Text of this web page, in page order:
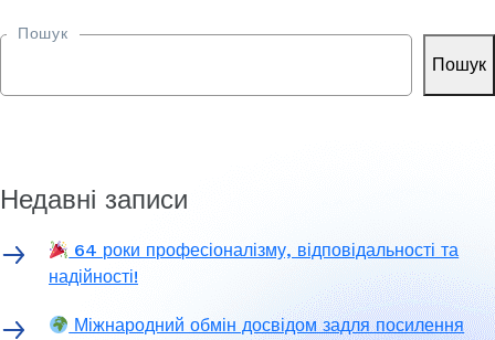
Пошук
Пошук
Недавні записи
64 роки професіоналізму, відповідальності та
надійності!
Міжнародний обмін досвідом задля посилення